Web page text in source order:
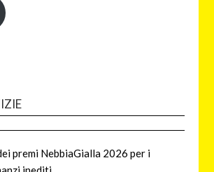
premi NebbiaGialla 2026 per i